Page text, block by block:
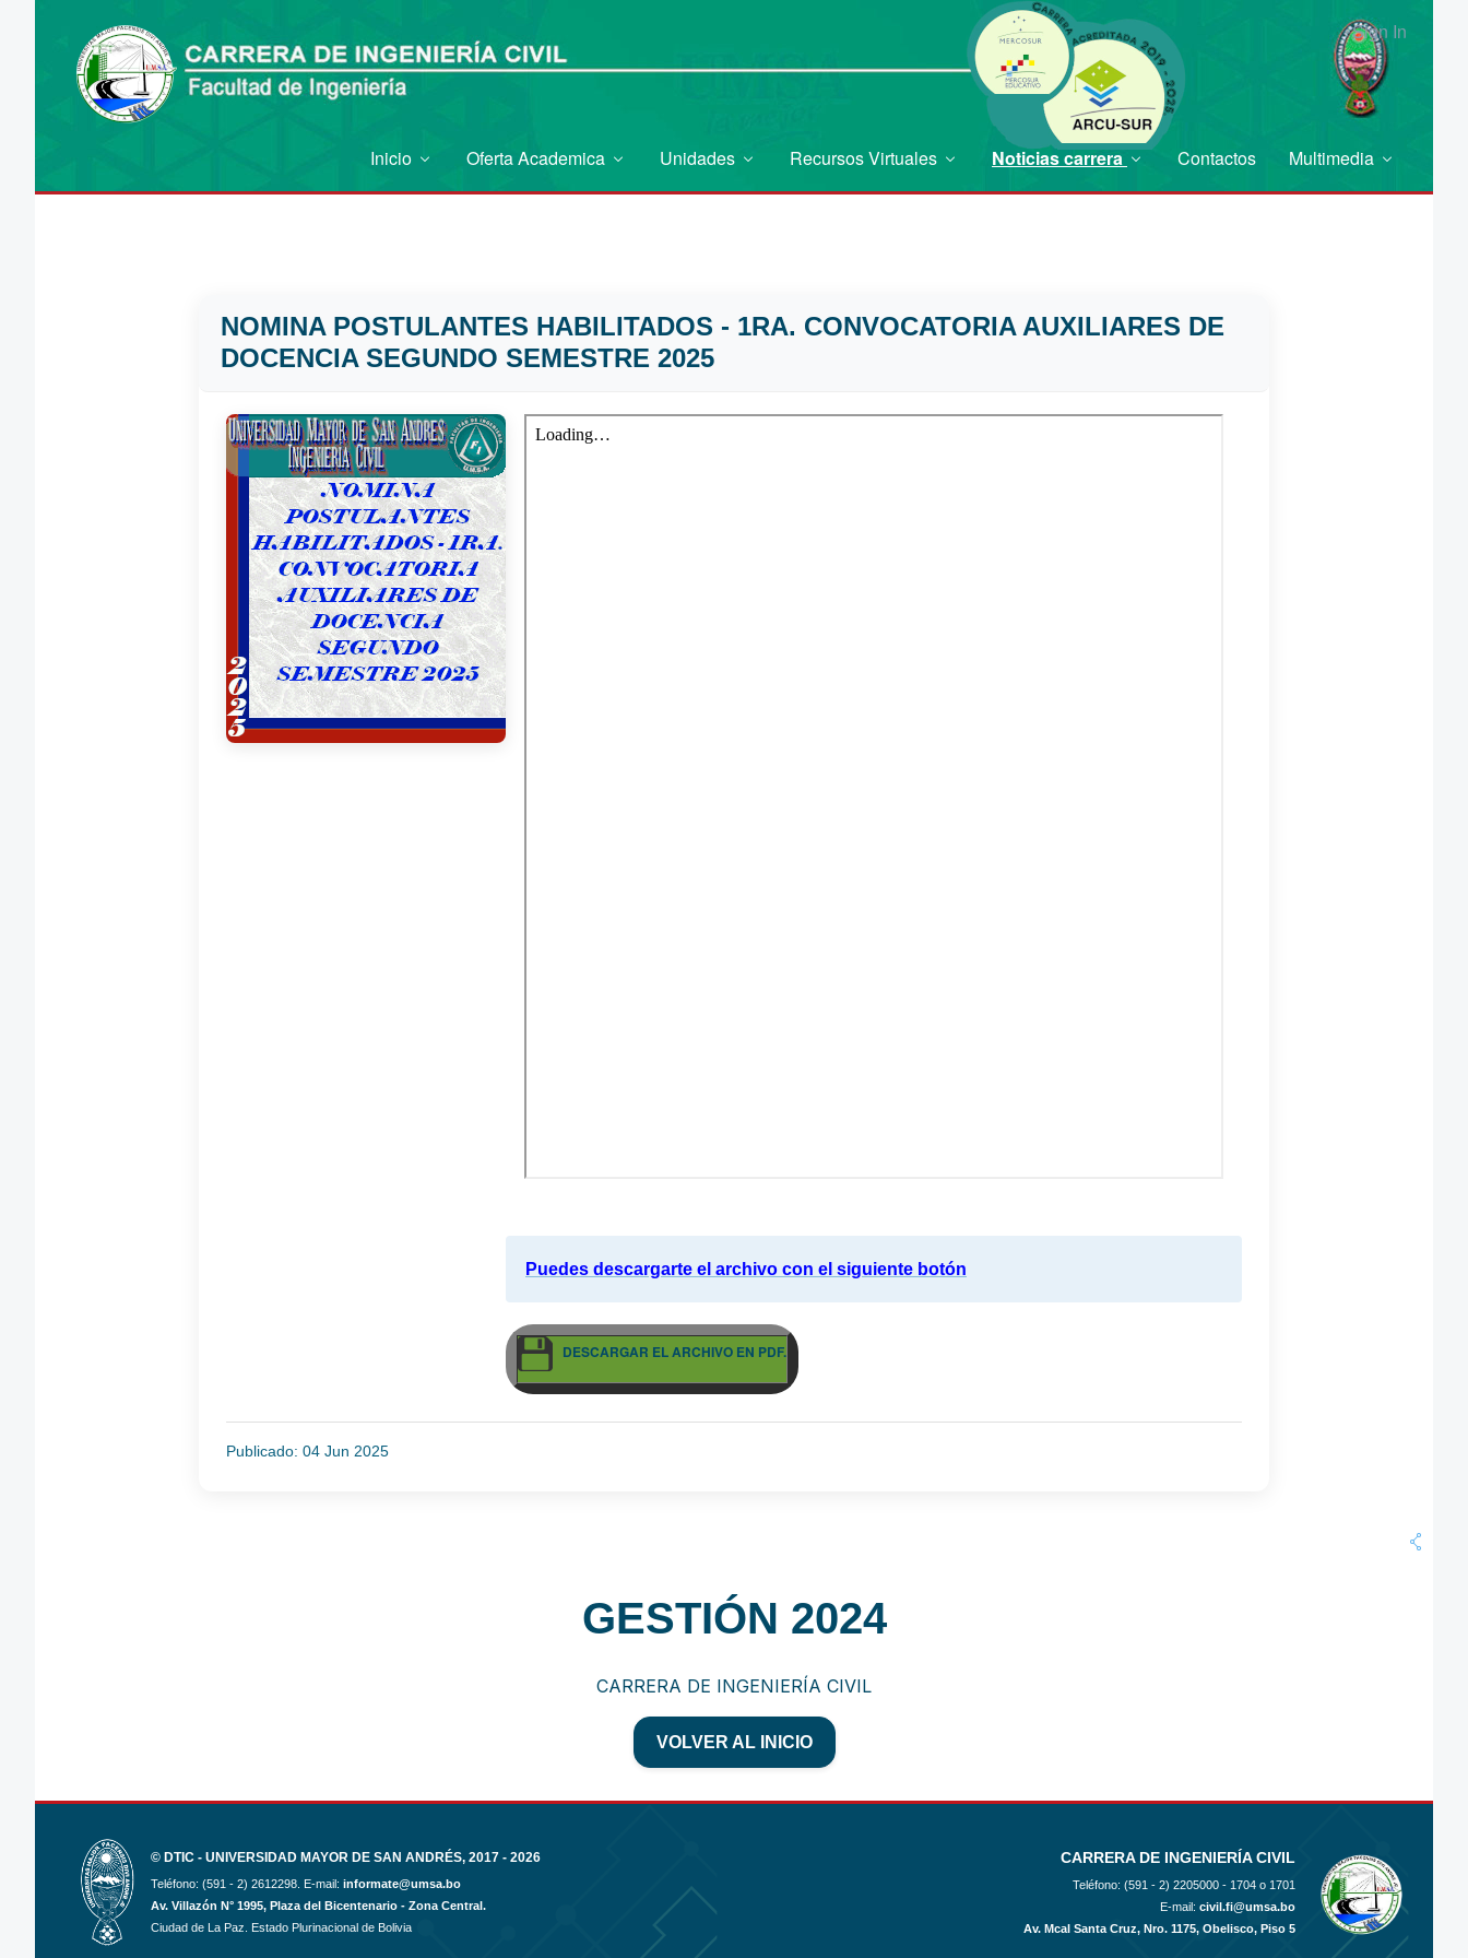
Sign In
Inicio Oferta Academica Unidades Recursos Virtuales Noticias carrera Contactos Multimedia
NOMINA POSTULANTES HABILITADOS - 1RA. CONVOCATORIA AUXILIARES DE
DOCENCIA SEGUNDO SEMESTRE 2025
Puedes descargarte el archivo con el siguiente botón
DESCARGAR EL ARCHIVO EN PDF.
Publicado: 04 Jun 2025
GESTIÓN 2024
CARRERA DE INGENIERÍA CIVIL
VOLVER AL INICIO
© DTIC - UNIVERSIDAD MAYOR DE SAN ANDRÉS, 2017 - 2026
Teléfono: (591 - 2) 2612298. E-mail: informate@umsa.bo
Av. Villazón N° 1995, Plaza del Bicentenario - Zona Central.
Ciudad de La Paz. Estado Plurinacional de Bolivia
CARRERA DE INGENIERÍA CIVIL
Teléfono: (591 - 2) 2205000 - 1704 o 1701
E-mail: civil.fi@umsa.bo
Av. Mcal Santa Cruz, Nro. 1175, Obelisco, Piso 5